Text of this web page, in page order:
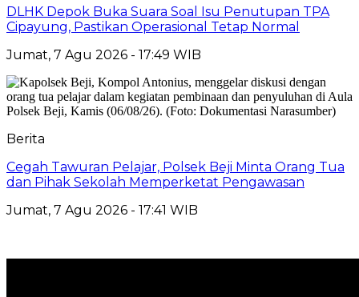
DLHK Depok Buka Suara Soal Isu Penutupan TPA
Cipayung, Pastikan Operasional Tetap Normal
Jumat, 7 Agu 2026 - 17:49 WIB
Berita
Cegah Tawuran Pelajar, Polsek Beji Minta Orang Tua
dan Pihak Sekolah Memperketat Pengawasan
Jumat, 7 Agu 2026 - 17:41 WIB